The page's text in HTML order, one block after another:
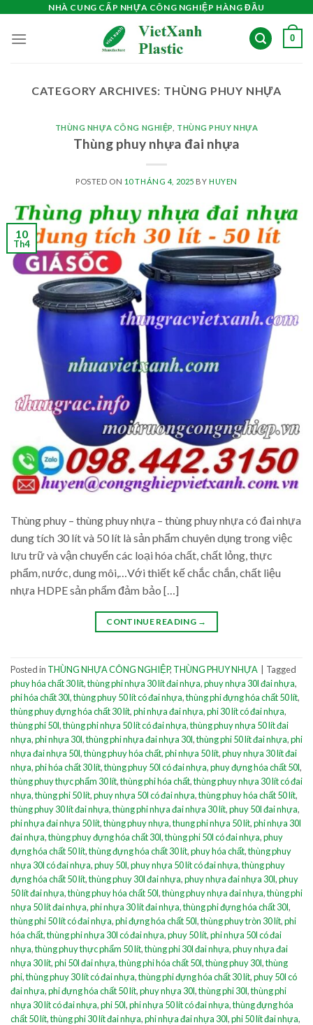
content
NHÀ CUNG CẤP NHỰA CÔNG NGHIỆP HÀNG ĐẦU
0
CATEGORY ARCHIVES: THÙNG PHUY NHỰA
THÙNG NHỰA CÔNG NGHIỆP THÙNG PHUY NHỰA
Thùng phuy nhựa đai nhựa
POSTED ON 10 THÁNG 4, 2025 BY HUYEN
10
Th4
Thùng phuy – thùng phuy nhựa – thùng phuy nhựa có đai nhựa
dung tích 30 lít và 50 lít là sản phẩm chuyên dụng trong việc
lưu trữ và vận chuyển các loại hóa chất, chất lỏng, thực
phẩm, nước, dung môi,…Với thiết kế chắc chắn, chất liệu
nhựa HDPE sản phẩm đảm bảo […]
CONTINUE READING →
Posted in THÙNG NHỰA CÔNG NGHIỆP, THÙNG PHUY NHỰA
Tagged
phuy hóa chất 30 lít,thùng phi nhựa 30 lít đai nhựa,phuy nhựa 30l đai nhựa,
phi hóa chất 30l,thùng phuy 50 lít có đai nhựa,thùng phi đựng hóa chất 50 lít,
thùng phuy đựng hóa chất 30 lít,phi nhựa đai nhựa,phi 30 lít có đai nhựa,
thùng phi 50l,thùng phi nhựa 50 lít có đai nhựa,thùng phuy nhựa 50 lít đai
nhựa,phi nhựa 30l,thùng phi nhựa đai nhựa 30l,thùng phi 50 lít đai nhựa,phi
nhựa đai nhựa 50l,thùng phuy hóa chất,phi nhựa 50 lít,phuy nhựa 30 lít đai
nhựa,phi hóa chất 30 lít,thùng phuy 50l có đai nhựa,phuy đựng hóa chất 50l,
thùng phuy thực phẩm 30 lít,thùng phi hóa chất,thùng phuy nhựa 30 lít có đai
nhựa,thùng phi 50 lít,phuy nhựa 50l có đai nhựa,thùng phuy hóa chất 50 lít,
thùng phuy 30 lít đai nhựa,thùng phi nhựa đai nhựa 30 lít,phuy 50l đai nhựa,
phi nhựa đai nhựa 50 lít,thùng phuy nhựa,thung phi nhựa 50 lít,phi nhựa 30l
đai nhựa,thùng phuy đựng hóa chất 30l,thùng phi 50l có đai nhựa,phuy
đựng hóa chất 50 lít,thùng đựng hóa chất 30 lít,phuy hóa chất,thùng phuy
nhựa 30l có đai nhựa,phuy 50l,phuy nhựa 50 lít có đai nhựa,thùng phuy
đựng hóa chất 50 lít,thùng phuy 30l đai nhựa,phuy nhựa đai nhựa 30l,phuy
50 lít đai nhựa,thùng phuy hóa chất 50l,thùng phuy nhựa đai nhựa,thùng phi
nhựa 50 lít đai nhựa,phi nhựa 30 lít đai nhựa,thùng phi đựng hóa chất 30l,
thùng phi 50 lít có đai nhựa,phi đựng hóa chất 50l,thùng phuy tròn 30 lít,phi
hóa chất,thùng phi nhựa 30l có đai nhựa,phuy 50 lít,phi nhựa 50l có đai
nhựa,thùng phuy thực phẩm 50 lít,thùng phi 30l đai nhựa,phuy nhựa đai
nhựa 30 lít,phi 50l đai nhựa,thùng phi hóa chất 50l,thùng phuy 30l,thùng
phi,thùng phuy 30 lít có đai nhựa,thùng phi đựng hóa chất 30 lít,phuy 50l có
đai nhựa,phi đựng hóa chất 50 lít,phuy nhựa 30l,thùng phi 30l,thùng phi
nhựa 30 lít có đai nhựa,phi 50l,phi nhựa 50 lít có đai nhựa,thùng đựng hóa
chất 50 lít,thùng phi 30 lít đai nhựa,phi nhựa đai nhựa 30l,phi 50 lít đai nhựa,